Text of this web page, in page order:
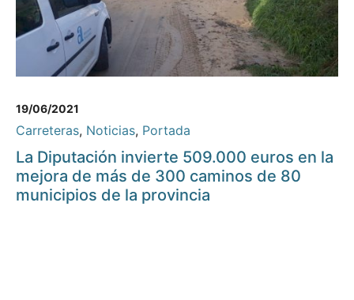
19/06/2021
Carreteras, Noticias, Portada
La Diputación invierte 509.000 euros en la
mejora de más de 300 caminos de 80
municipios de la provincia